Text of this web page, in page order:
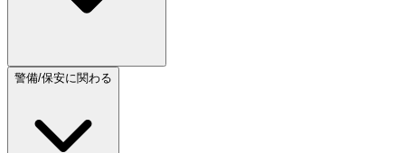
警備/保安に関わる